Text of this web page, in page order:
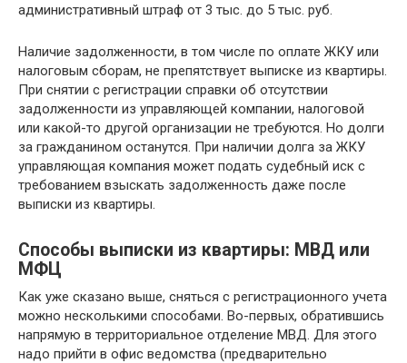
административный штраф от 3 тыс. до 5 тыс. руб.
Наличие задолженности, в том числе по оплате ЖКУ или
налоговым сборам, не препятствует выписке из квартиры.
При снятии с регистрации справки об отсутствии
задолженности из управляющей компании, налоговой
или какой-то другой организации не требуются. Но долги
за гражданином останутся. При наличии долга за ЖКУ
управляющая компания может подать судебный иск с
требованием взыскать задолженность даже после
выписки из квартиры.
Способы выписки из квартиры: МВД или
МФЦ
Как уже сказано выше, сняться с регистрационного учета
можно несколькими способами. Во-первых, обратившись
напрямую в территориальное отделение МВД. Для этого
надо прийти в офис ведомства (предварительно